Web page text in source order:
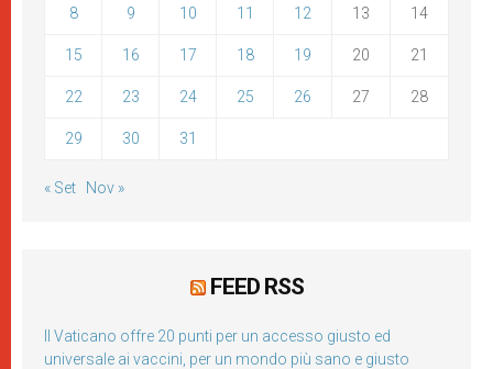
8 9 10 11 12 13 14
15 16 17 18 19 20 21
22 23 24 25 26 27 28
29 30 31
« Set Nov »
FEED RSS
Il Vaticano offre 20 punti per un accesso giusto ed
universale ai vaccini, per un mondo più sano e giusto